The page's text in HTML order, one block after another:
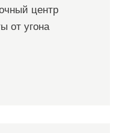
центр
от угона